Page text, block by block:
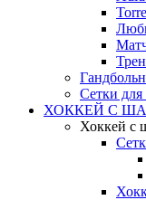
Сетки для
ХОККЕЙ С
Хоккей с